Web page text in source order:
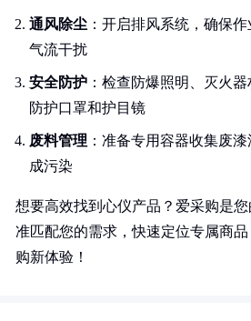
通风除尘 ：开启排风系统，确保
气流干扰
安全防护 ：检查防爆照明、灭火
防护口罩和护目镜
废料管理 ：准备专用容器收集废
成污染
想要高效找到心仪产品？爱采购是
准匹配您的需求，快速定位专属商
购新体验！